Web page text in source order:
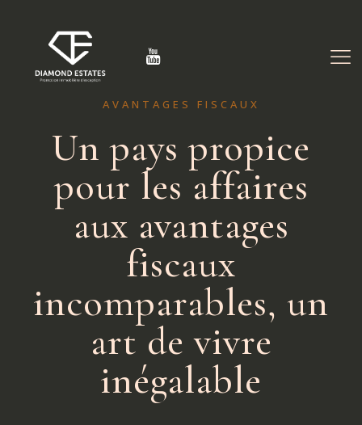
AVANTAGES FISCAUX
Un pays propice
pour les affaires
aux avantages
fiscaux
incomparables, un
art de vivre
inégalable